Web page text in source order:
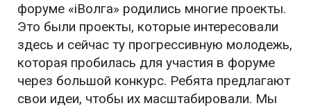
форуме «iВолга» родились многие проекты.
Это были проекты, которые интересовали
здесь и сейчас ту прогрессивную молодежь,
которая пробилась для участия в форуме
через большой конкурс. Ребята предлагают
свои идеи, чтобы их масштабировали. Мы